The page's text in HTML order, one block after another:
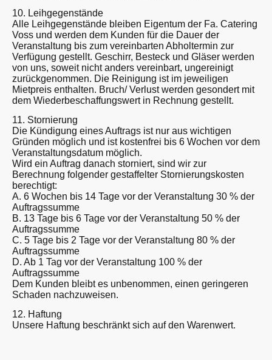
10. Leihgegenstände
Alle Leihgegenstände bleiben Eigentum der Fa. Catering
Voss und werden dem Kunden für die Dauer der
Veranstaltung bis zum vereinbarten Abholtermin zur
Verfügung gestellt. Geschirr, Besteck und Gläser werden
von uns, soweit nicht anders vereinbart, ungereinigt
zurückgenommen. Die Reinigung ist im jeweiligen
Mietpreis enthalten. Bruch/ Verlust werden gesondert mit
dem Wiederbeschaffungswert in Rechnung gestellt.
11. Stornierung
Die Kündigung eines Auftrags ist nur aus wichtigen
Gründen möglich und ist kostenfrei bis 6 Wochen vor dem
Veranstaltungsdatum möglich.
Wird ein Auftrag danach storniert, sind wir zur
Berechnung folgender gestaffelter Stornierungskosten
berechtigt:
A. 6 Wochen bis 14 Tage vor der Veranstaltung 30 % der
Auftragssumme
B. 13 Tage bis 6 Tage vor der Veranstaltung 50 % der
Auftragssumme
C. 5 Tage bis 2 Tage vor der Veranstaltung 80 % der
Auftragssumme
D. Ab 1 Tag vor der Veranstaltung 100 % der
Auftragssumme
Dem Kunden bleibt es unbenommen, einen geringeren
Schaden nachzuweisen.
12. Haftung
Unsere Haftung beschränkt sich auf den Warenwert.